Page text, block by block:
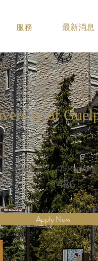
服務 最新消息
of
大學
Canada QS Ranking
486
Apply Now